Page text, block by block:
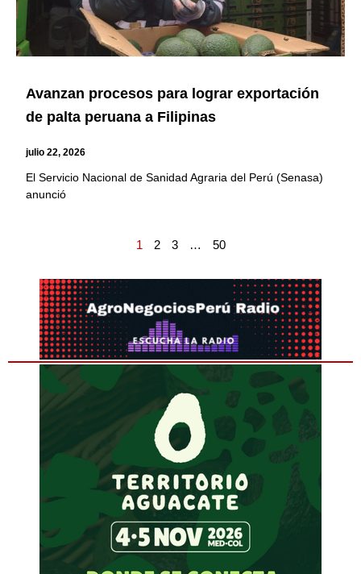
Avanzan procesos para lograr exportación
de palta peruana a Filipinas
julio 22, 2026
El Servicio Nacional de Sanidad Agraria del Perú (Senasa)
anunció
1 2 3 … 50